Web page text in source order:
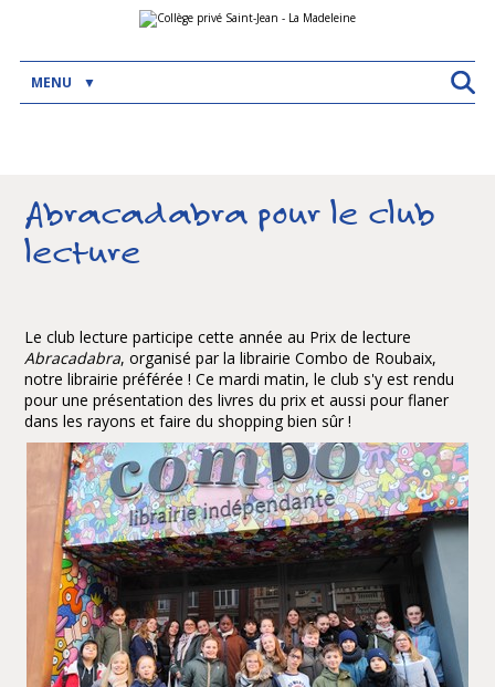
|
AllerMENU
Abracadabra pour le club
lecture
Le club lecture participe cette année au Prix de lecture
Abracadabra, organisé par la librairie Combo de Roubaix,
notre librairie préférée ! Ce mardi matin, le club s'y est rendu
pour une présentation des livres du prix et aussi pour flaner
dans les rayons et faire du shopping bien sûr !